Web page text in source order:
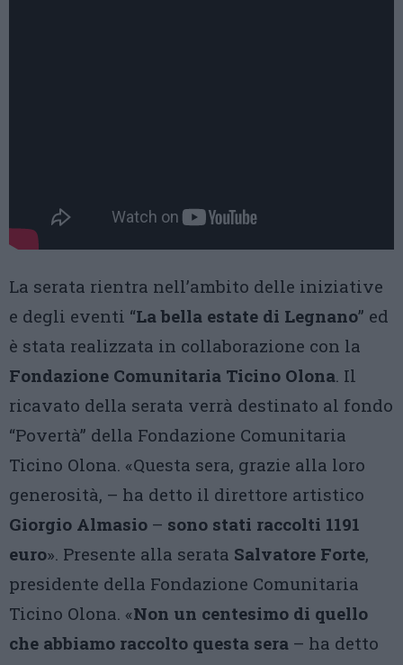
La serata rientra nell’ambito delle iniziative
e degli eventi “La bella estate di Legnano” ed
è stata realizzata in collaborazione con la
Fondazione Comunitaria Ticino Olona. Il
ricavato della serata verrà destinato al fondo
“Povertà” della Fondazione Comunitaria
Ticino Olona. «Questa sera, grazie alla loro
generosità, – ha detto il direttore artistico
Giorgio Almasio – sono stati raccolti 1191
euro». Presente alla serata Salvatore Forte,
presidente della Fondazione Comunitaria
Ticino Olona. «Non un centesimo di quello
che abbiamo raccolto questa sera – ha detto